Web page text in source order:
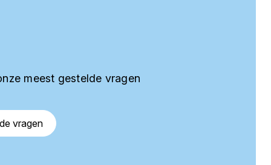
meest gestelde vragen
vragen